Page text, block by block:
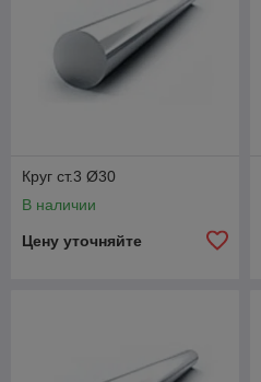
Круг ст.3 Ø30
В наличии
Цену уточняйте